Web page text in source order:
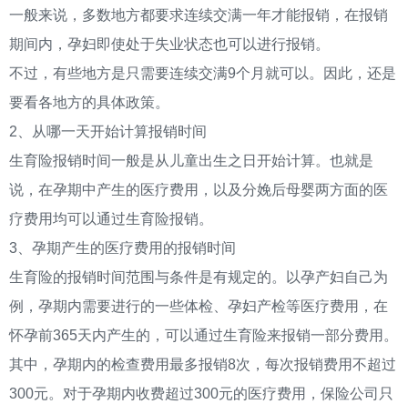
一般来说，多数地方都要求连续交满一年才能报销，在报销
期间内，孕妇即使处于失业状态也可以进行报销。
不过，有些地方是只需要连续交满9个月就可以。因此，还是
要看各地方的具体政策。
2、从哪一天开始计算报销时间
生育险报销时间一般是从儿童出生之日开始计算。也就是
说，在孕期中产生的医疗费用，以及分娩后母婴两方面的医
疗费用均可以通过生育险报销。
3、孕期产生的医疗费用的报销时间
生育险的报销时间范围与条件是有规定的。以孕产妇自己为
例，孕期内需要进行的一些体检、孕妇产检等医疗费用，在
怀孕前365天内产生的，可以通过生育险来报销一部分费用。
其中，孕期内的检查费用最多报销8次，每次报销费用不超过
300元。对于孕期内收费超过300元的医疗费用，保险公司只